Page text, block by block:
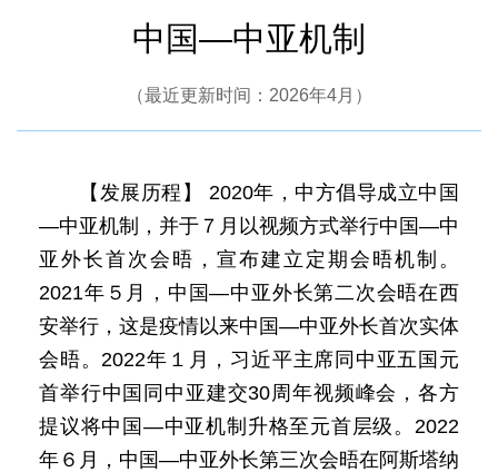
中国—中亚机制
（最近更新时间：2026年4月）
【发展历程】 2020年，中方倡导成立中国
—中亚机制，并于７月以视频方式举行中国—中
亚外长首次会晤，宣布建立定期会晤机制。
2021年５月，中国—中亚外长第二次会晤在西
安举行，这是疫情以来中国—中亚外长首次实体
会晤。2022年１月，习近平主席同中亚五国元
首举行中国同中亚建交30周年视频峰会，各方
提议将中国—中亚机制升格至元首层级。2022
年６月，中国—中亚外长第三次会晤在阿斯塔纳